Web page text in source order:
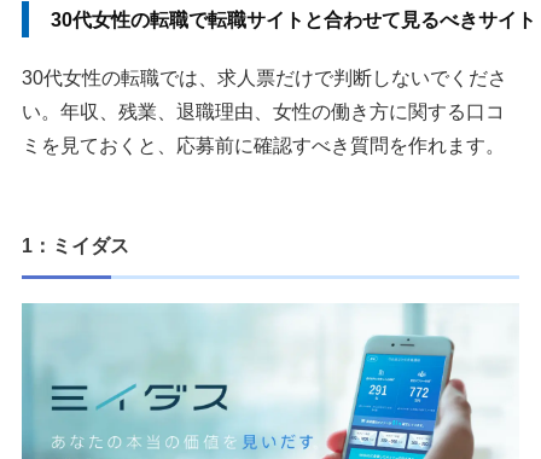
30代女性の転職で転職サイトと合わせて見るべきサイト
30代女性の転職では、求人票だけで判断しないでくださ
い。年収、残業、退職理由、女性の働き方に関する口コ
ミを見ておくと、応募前に確認すべき質問を作れます。
1：ミイダス